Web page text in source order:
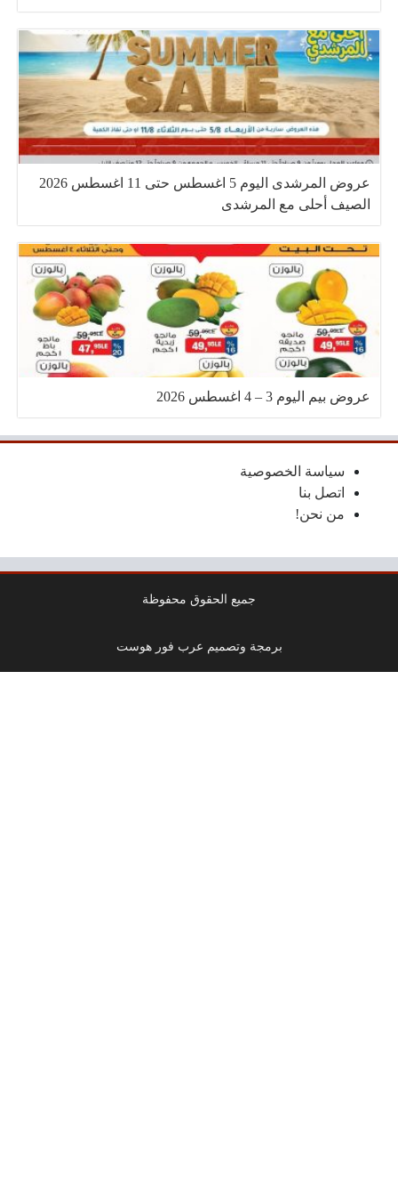
عروض المرشدى اليوم 5 اغسطس حتى 11 اغسطس 2026
الصيف أحلى مع المرشدى
عروض بيم اليوم 3 – 4 اغسطس 2026
سياسة الخصوصية
اتصل بنا
من نحن!
جميع الحقوق محفوظة
برمجة وتصميم عرب فور هوست